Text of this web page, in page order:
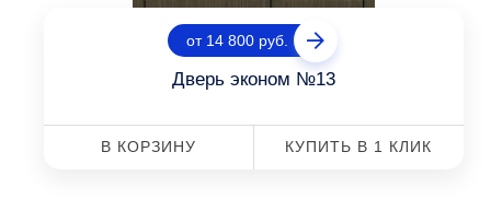
от 14 800 руб.
Дверь эконом №13
В КОРЗИНУ КУПИТЬ В 1 КЛИК